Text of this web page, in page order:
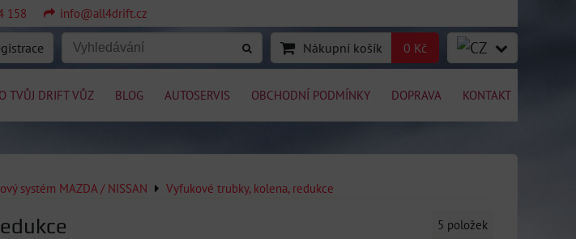
158 info@all4drift.cz
Nákupní košík 0 Kč
TVŮJ DRIFT VŮZ BLOG AUTOSERVIS OBCHODNÍ PODMÍNKY DOPRAVA KONTAKT
systém MAZDA / NISSAN Vyfukové trubky, kolena, redukce
5 položek